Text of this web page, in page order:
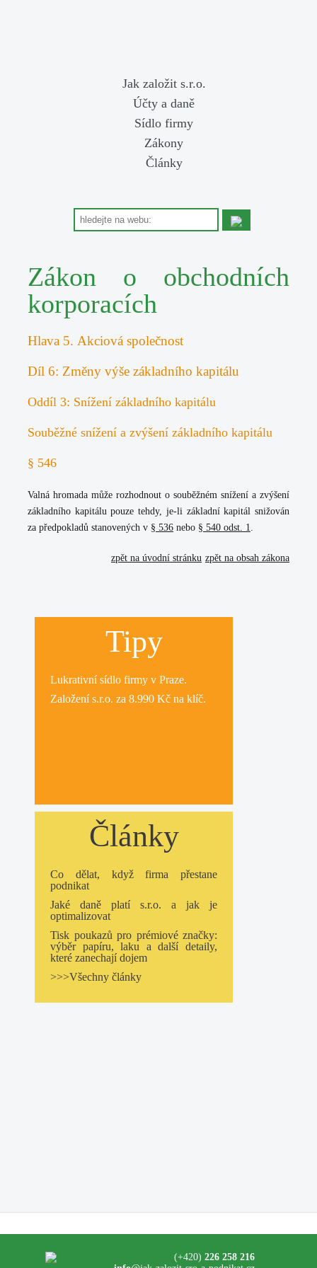
Jak založit s.r.o.
Účty a daně
Sídlo firmy
Zákony
Články
Zákon o obchodních
korporacích
Hlava 5. Akciová společnost
Díl 6: Změny výše základního kapitálu
Oddíl 3: Snížení základního kapitálu
Souběžné snížení a zvýšení základního kapitálu
§ 546
Valná hromada může rozhodnout o souběžném snížení a zvýšení
základního kapitálu pouze tehdy, je-li základní kapitál snižován
za předpokladů stanovených v § 536 nebo § 540 odst. 1.
zpět na obsah zákona
zpět na úvodní stránku
Tipy
Lukrativnísídlo firmy v Praze.
Založení s.r.o. za 8.990 Kč na klíč.
Články
Co dělat, když firma přestane
podnikat
Jaké daně platí s.r.o. a jak je
optimalizovat
Tisk poukazů pro prémiové značky:
výběr papíru, laku a další detaily,
které zanechají dojem
>>>Všechny články
(+420) 226 258 216